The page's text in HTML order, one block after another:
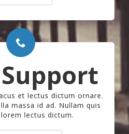
et lectus dictum ornare.
massa id ad. Nullam quis
lectus dictum.